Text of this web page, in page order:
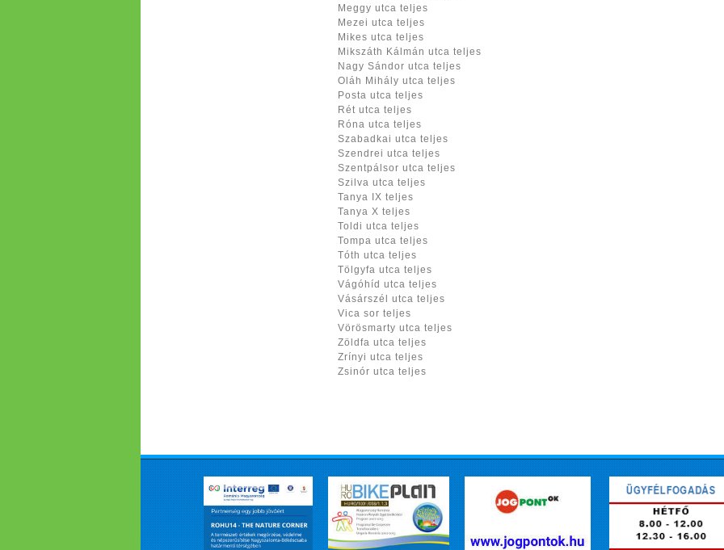
Meggy utca teljes
Mezei utca teljes
Mikes utca teljes
Mikszáth Kálmán utca teljes
Nagy Sándor utca teljes
Oláh Mihály utca teljes
Posta utca teljes
Rét utca teljes
Róna utca teljes
Szabadkai utca teljes
Szendrei utca teljes
Szentpálsor utca teljes
Szilva utca teljes
Tanya IX teljes
Tanya X teljes
Toldi utca teljes
Tompa utca teljes
Tóth utca teljes
Tölgyfa utca teljes
Vágóhíd utca teljes
Vásárszél utca teljes
Vica sor teljes
Vörösmarty utca teljes
Zöldfa utca teljes
Zrínyi utca teljes
Zsinór utca teljes